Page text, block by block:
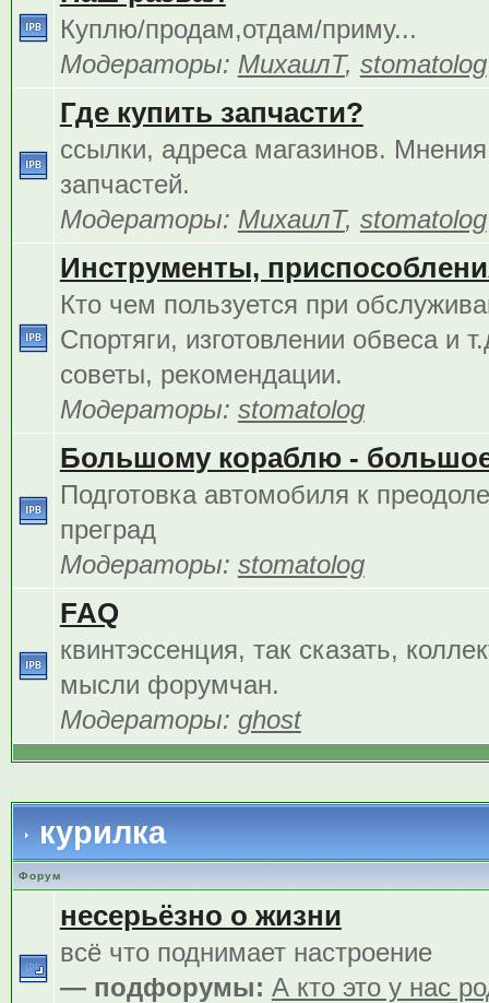
Куплю/продам,отдам/приму...
Модераторы: МихаилТ, stomatolog
Где купить запчасти?
ссылки, адреса магазинов.
запчастей.
Модераторы: МихаилТ, stomatolog
Инструменты,
Кто чем пользуется при
Спортяги, изготовлении обвеса и
советы, рекомендации.
Модераторы: stomatolog
Большому кораблю -
Подготовка автомобиля к
преград
Модераторы: stomatolog
FAQ
квинтэссенция, так сказать,
мысли форумчан.
Модераторы: ghost
курилка
Форум
несерьёзно о жизни
всё что поднимает настроение
— подфорумы: А кто это у нас